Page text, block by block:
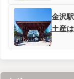
金沢
土産